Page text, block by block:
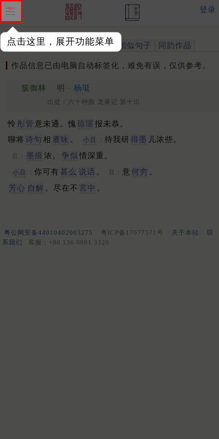
点击这里，展开功能菜单
登录
作品 标注四声 出处、引用 相似句子 同韵作品
作品信息已由电脑自动标签化，难免有误，仅供参考。
簇御林 明 · 杨珽
出处：六十种曲 龙膏记 第十出
怜 彤管 意未通。愧琼琚 报未恭。
聊将 诗句 相 赓咏 。 小旦 ： 待我研 得墨 儿浓些。
旦： 墨痕 浓。 争似 情深重。
小旦 ： 你可有 甚么 说话 。 旦： 意 何穷 。
芳心 自解 。尽在不 言中 。
粤公网安备44010402003275 粤ICP备17077571号 关于本站
联
系我们
客服：+86 136 0901 3320